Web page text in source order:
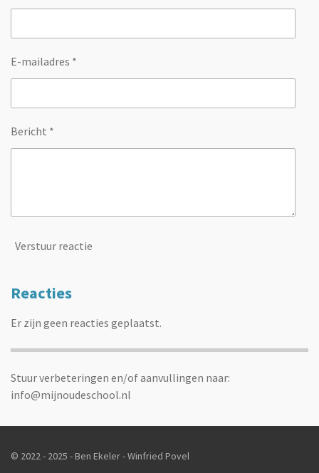
E-mailadres *
Bericht *
Verstuur reactie
Reacties
Er zijn geen reacties geplaatst.
Stuur verbeteringen en/of aanvullingen naar:
info@mijnoudeschool.nl
© 2022 - 2025 - Ben Ekeler - Winfried Povel